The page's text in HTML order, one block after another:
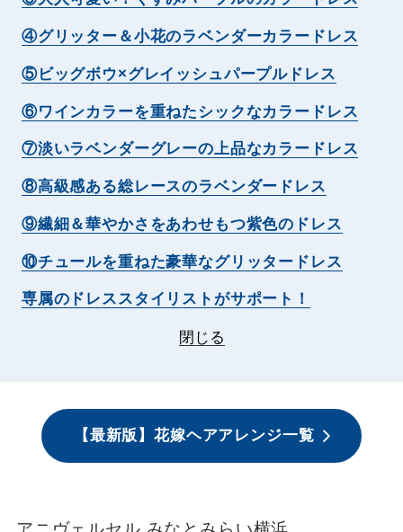
④グリッター＆小花のラベンダーカラードレス
⑤ビッグボウ×グレイッシュパープルドレス
⑥ワインカラーを重ねたシックなカラードレス
⑦淡いラベンダーグレーの上品なカラードレス
⑧高級感ある総レースのラベンダードレス
⑨繊細＆華やかさをあわせもつ紫色のドレス
⑩チュールを重ねた豪華なグリッタードレス
専属のドレススタイリストがサポート！
閉じる
【最新版】花嫁ヘアアレンジ一覧